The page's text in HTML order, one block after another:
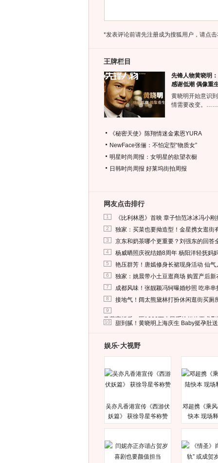
*发表评论前请先注册成为搜狐用户，请点
王牌栏目
先锋人物黄晓明：
感谢低潮 偶像重
黄晓明开始意识
情需要改变。……
《秘密天使》陈翔情迷金素恩YURA
NewFace张俪：不怕定型“物质女”
明星时尚周报：女明星的欲望衣橱
日韩时尚周报 好莱坞街拍周报
网友点击排行
1 《比利林恩》首映 章子怡范冰冰冯小
2 独家：买菜也要拗造型！金星携女逛街
3 京东和奶茶哪个更重要？刘强东的回答
4 杨威晒照庆祝结婚8周年 杨阳洋轻抚妈
5 艳压群芳！唐嫣修身长裙现身活动 仙气
6 独家：姚晨带小土豆逛商场 购置产后新
7 成都风味！张靓颖冯轲曝婚纱照 吃串串
8 接地气！阔太熊黛林打扮休闲逛街买厕
9
马蓉离婚后，砸1000万人民币给媒体要求删
10 甜到腻！黄晓明上海庆生 Baby挺孕肚
娱乐·大视野
吴亦凡香港宣传《西游伏
妖篇》 获徐导星爷称赞
邓超携《乘
快本 现场